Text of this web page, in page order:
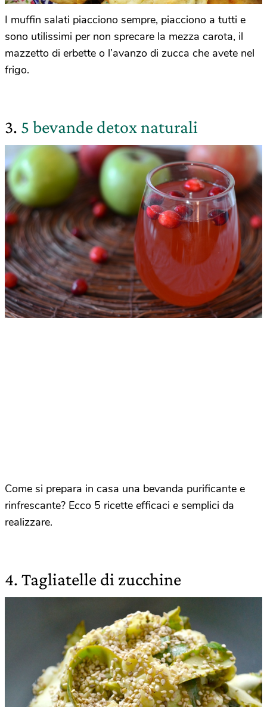
I muffin salati piacciono sempre, piacciono a tutti e
sono utilissimi per non sprecare la mezza carota, il
mazzetto di erbette o l’avanzo di zucca che avete nel
frigo.
3. 5 bevande detox naturali
Come si prepara in casa una bevanda purificante e
rinfrescante? Ecco 5 ricette efficaci e semplici da
realizzare.
4. Tagliatelle di zucchine